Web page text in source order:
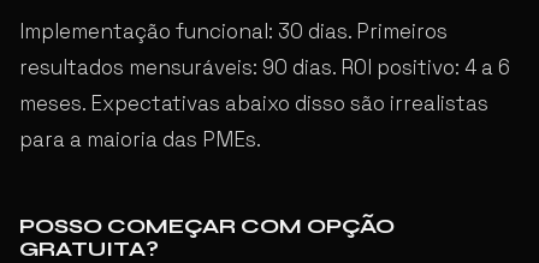
Implementação funcional: 30 dias. Primeiros
resultados mensuráveis: 90 dias. ROI positivo: 4 a 6
meses. Expectativas abaixo disso são irrealistas
para a maioria das PMEs.
POSSO COMEÇAR COM OPÇÃO
GRATUITA?